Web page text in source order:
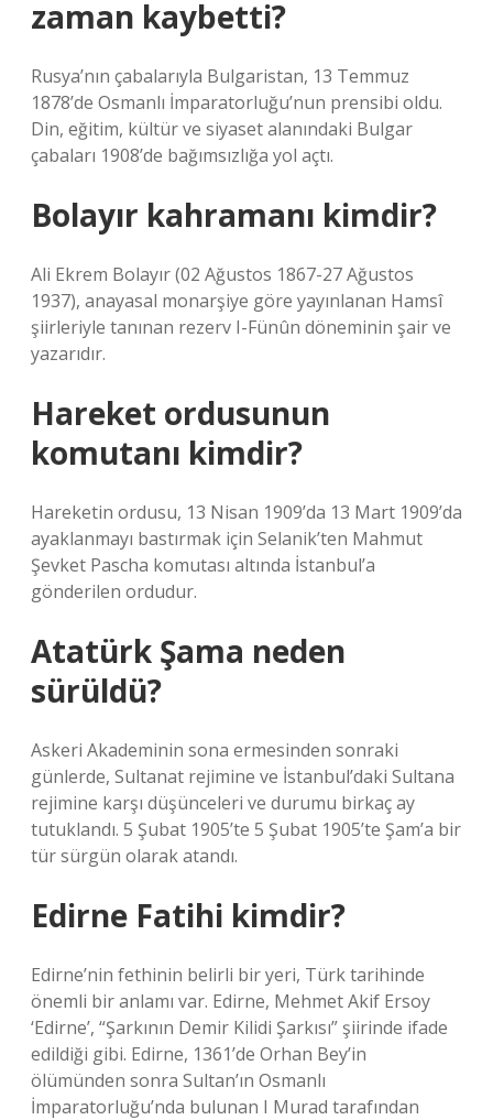
zaman kaybetti?
Rusya’nın çabalarıyla Bulgaristan, 13 Temmuz
1878’de Osmanlı İmparatorluğu’nun prensibi oldu.
Din, eğitim, kültür ve siyaset alanındaki Bulgar
çabaları 1908’de bağımsızlığa yol açtı.
Bolayır kahramanı kimdir?
Ali Ekrem Bolayır (02 Ağustos 1867-27 Ağustos
1937), anayasal monarşiye göre yayınlanan Hamsî
şiirleriyle tanınan rezerv I-Fünûn döneminin şair ve
yazarıdır.
Hareket ordusunun
komutanı kimdir?
Hareketin ordusu, 13 Nisan 1909’da 13 Mart 1909’da
ayaklanmayı bastırmak için Selanik’ten Mahmut
Şevket Pascha komutası altında İstanbul’a
gönderilen ordudur.
Atatürk Şama neden
sürüldü?
Askeri Akademinin sona ermesinden sonraki
günlerde, Sultanat rejimine ve İstanbul’daki Sultana
rejimine karşı düşünceleri ve durumu birkaç ay
tutuklandı. 5 Şubat 1905’te 5 Şubat 1905’te Şam’a bir
tür sürgün olarak atandı.
Edirne Fatihi kimdir?
Edirne’nin fethinin belirli bir yeri, Türk tarihinde
önemli bir anlamı var. Edirne, Mehmet Akif Ersoy
‘Edirne’, “Şarkının Demir Kilidi Şarkısı” şiirinde ifade
edildiği gibi. Edirne, 1361’de Orhan Bey’in
ölümünden sonra Sultan’ın Osmanlı
İmparatorluğu’nda bulunan I Murad tarafından